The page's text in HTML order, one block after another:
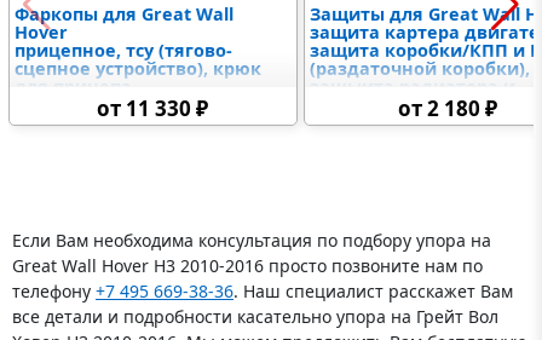
Фаркопы для Great Wall
Hover
прицепное, тсу (тягово-
сцепное устройство), крюк
для прицепа
от 11 330 ₽
Защиты для Great Wall
защита картера
защита коробки/КПП и
(раздаточной коробки),
защыита радиатора и
дифференциалов,
топливного бака,
от 2 180 ₽
Если Вам необходима консультация по подбору упора на
Great Wall Hover H3 2010-2016 просто позвоните нам по
телефону +7 495 669-38-36. Наш специалист расскажет Вам
все детали и подробности касательно упора на Грейт Вол